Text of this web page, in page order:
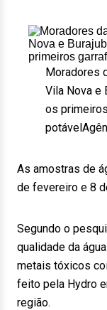
Moradores
Vila Nova e
os
potável
As amostras de
de fevereiro e 8
Segundo o
qualidade da
metais tóxicos
feito pela Hydro
região.